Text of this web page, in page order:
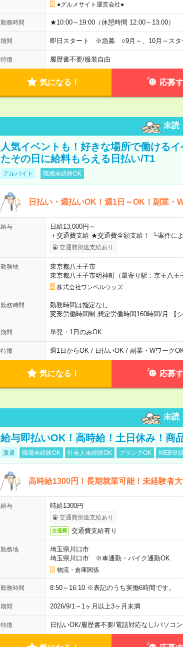
●グルメサイト運営会社●
勤務時間 ★10:00～19:00（休憩時間 12:00～13:00）
期間 即日スタート ※急募 ○9月～、10月～スタ
特徴 履歴書不要/服装自由
気になる！ 応募
未読
人気イベントも！好きな場所で働ける
たその日に給料もらえる日払い/T1
アルバイト 職種未経験OK
日払い・週払いOK！週1日～OK！副業・
給与
日給13,000円～
＋交通費支給 ★交通費全額支給！ ┗案件に
交通費別途支給あり
勤務地
東京都八王子市
東京都八王子市明神町（最寄り駅：京王八王
株式会社ワンベルウッズ
勤務時間
勤務時間は指定なし
変形労働時間制 想定労働時間160時間/月 【
期間 単発・1日のみOK
特徴 週1日からOK / 日払いOK / 副業・Wワーク
気になる！ 応募
未読
給与即払いOK！高時給！土日休み！商
派遣 職種未経験OK 社会人未経験OK ブランクOK WEB登
高時給1300円！長期就業可能！未経験者
給与 時給1300円
交通費別途支給あり
交通費 交通費支給有り
勤務地
埼玉県川口市
埼玉県川口市 ※車通勤・バイク通勤OK
物流・倉庫関係
勤務時間 8:50～16:10 ※表記のうち実働6時間です。
期間 2026/9/1～1ヶ月以上3ヶ月未満
特徴 日払いOK/履歴書不要/電話対応なし/パソコ